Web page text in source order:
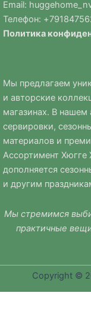
Email:
Телефон: +
Политика
Мы предлагаем
и авторские
магазинах. В
сервировки,
материалов и
Ассортимент Хюгге
дополняется
и другим
Мы стремимся
практичные
Copyright ©